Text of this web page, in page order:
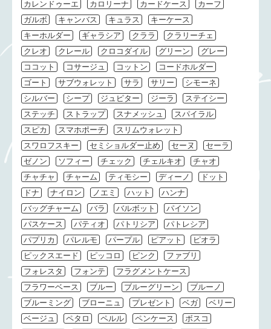
カレンドゥーエ
カロリーナ カードケース
カーフ
ガルボ
キャンバス キュラス
キーケース
キーホルダー
ギャラシア クララ
クラリーチェ
クレオ
クレール クロコダイル グリーン
グレー
ココット
コサージュ コットン
コードホルダー
ゴート
サブウォレット サラ サリー
シモーネ
シルバー
シープ ジュピター ジーラ
ステイシー
ステッチ
ストラップ スナメッシュ
スパイラル
スピカ
スマホポーチ
スリムウォレット
スワロフスキー
セミショルダー止め セーヌ
セーラ
ゼノン
ソフィー チェック チェルキオ
チャオ
チャチャ
チャーム ティモシー ディーノ
ドット
ドナ
ナイロン ノエミ ハット
ハンナ
バッグチャーム
バラ バルボット
パイソン
パスケース
パティオ パトリシア
パトレシア
パプリカ
パレルモ パープル ピアット
ピオラ
ピックスエード
ピッコロ ピンク
ファブリ
フォレスタ
フォンテ
フラグメントケース
フラワーベース
ブルー ブルーグリーン
ブルーノ
ブルーミング
ブローニュ プレゼント ベガ
ベリー
ベージュ
ペタロ ペルル ペンケース
ボスコ